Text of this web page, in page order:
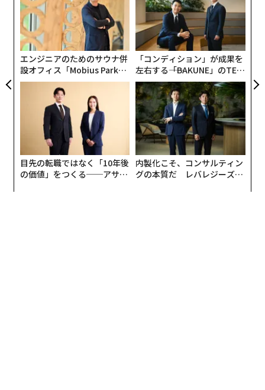
エンジニアのためのサウナ併
設オフィス「Mobius Park」
がオープン──タマディック
が健康経営を徹底する理由
「コンディション」が成果を
左右する――「BAKUNE」のTEN
TIALが支える「挑戦者の明
日」
目先の転職ではなく「10年後
の価値」をつくる──アサイ
内製化こそ、コンサルティン
グの本質だ レバレジーズが